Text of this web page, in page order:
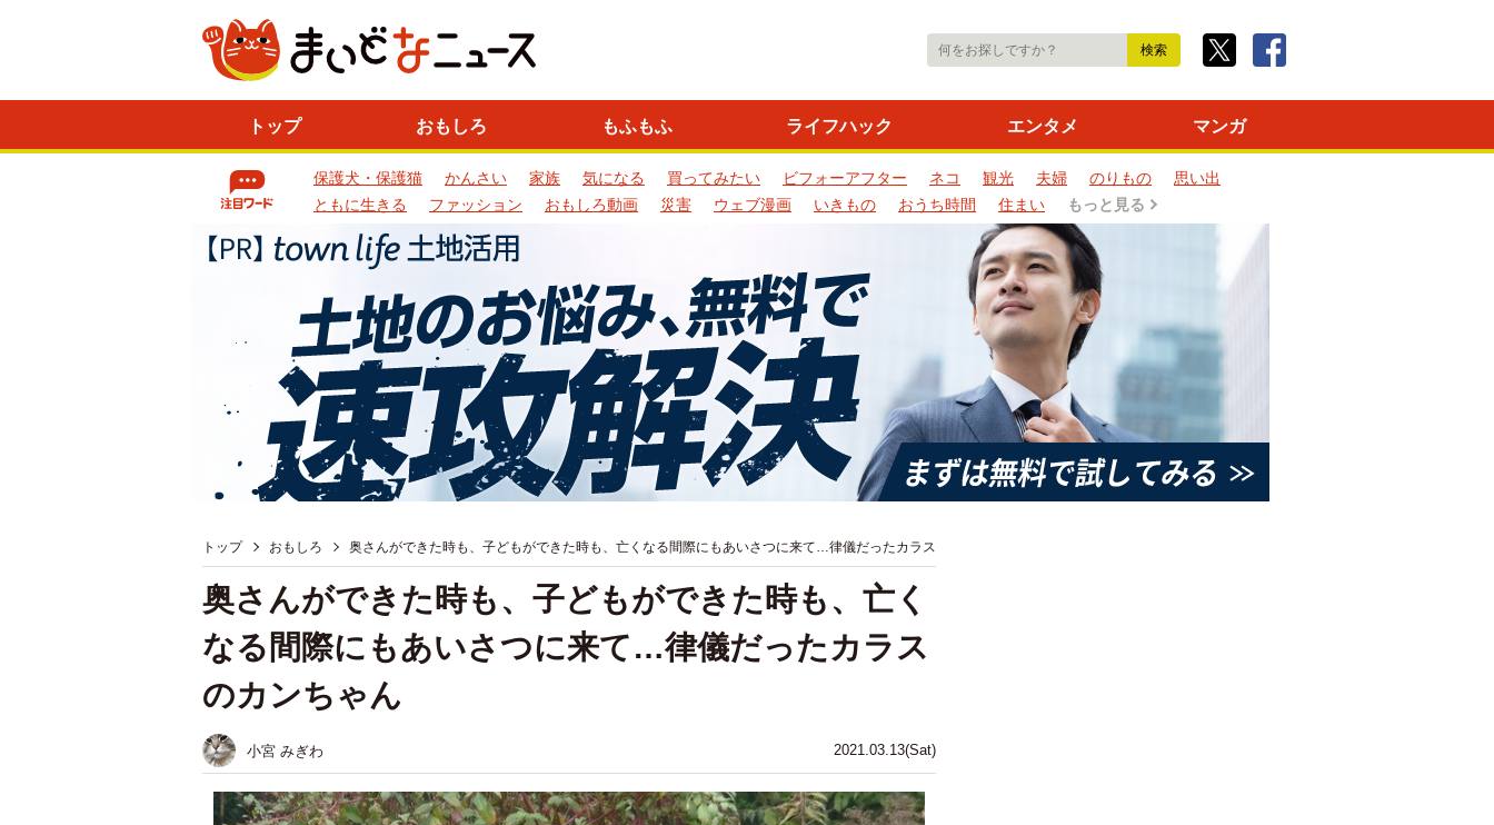
トップ おもしろ もふもふ ライフハック エンタメ マンガ
保護犬・保護猫 かんさい 家族 気になる 買ってみたい ビフォーアフター ネコ 観光 夫婦 のりもの
思い出
ともに生きる
ファッション おもしろ動画 災害 ウェブ漫画 いきもの おうち時間 住まい もっと見る
トップ おもしろ 奥さんができた時も、子どもができた時も、亡くなる間際にもあいさつに来て…律儀だったカラス
2021.03.13(Sat)
奥さんができた時も、子どもができた時も、亡く
なる間際にもあいさつに来て…律儀だったカラス
のカンちゃん
小宮 みぎわ